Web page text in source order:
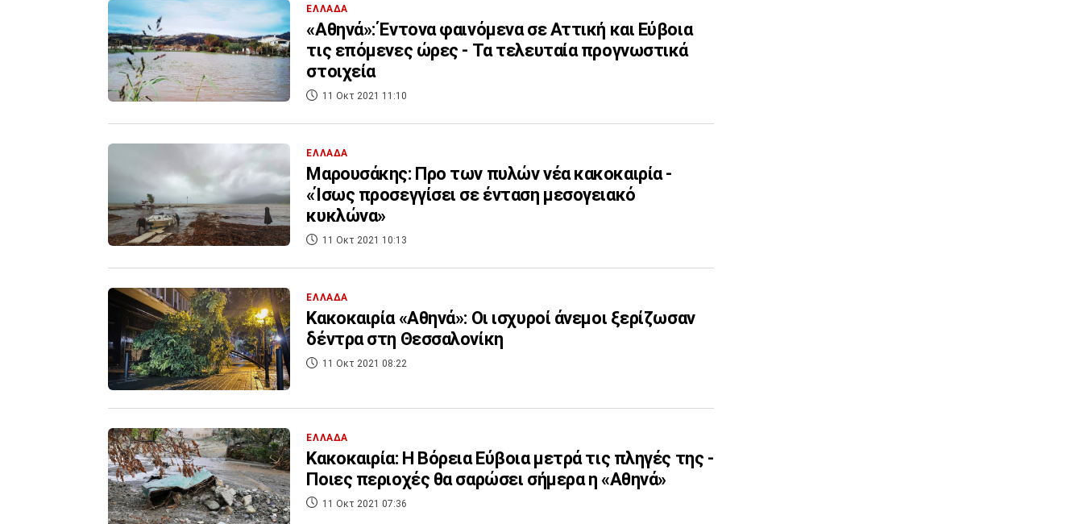
ΕΛΛΑΔΑ
«Αθηνά»: Έντονα φαινόμενα σε Αττική και Εύβοια
τις επόμενες ώρες - Τα τελευταία προγνωστικά
στοιχεία
11 Οκτ 2021 11:10
ΕΛΛΑΔΑ
Μαρουσάκης: Προ των πυλών νέα κακοκαιρία -
«Ίσως προσεγγίσει σε ένταση μεσογειακό
κυκλώνα»
11 Οκτ 2021 10:13
ΕΛΛΑΔΑ
Κακοκαιρία «Αθηνά»: Οι ισχυροί άνεμοι ξερίζωσαν
δέντρα στη Θεσσαλονίκη
11 Οκτ 2021 08:22
ΕΛΛΑΔΑ
Κακοκαιρία: Η Βόρεια Εύβοια μετρά τις πληγές της -
Ποιες περιοχές θα σαρώσει σήμερα η «Αθηνά»
11 Οκτ 2021 07:36